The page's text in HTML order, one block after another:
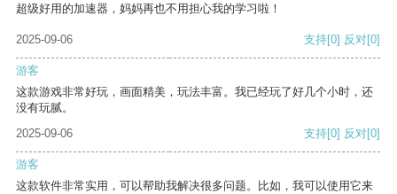
超级好用的加速器，妈妈再也不用担心我的学习啦！
2025-09-06 支持[0] 反对[0]
游客
这款游戏非常好玩，画面精美，玩法丰富。我已经玩了好几个小时，还
没有玩腻。
2025-09-06
支持[0] 反对[0]
游客
这款软件非常实用，可以帮助我解决很多问题。比如，我可以使用它来